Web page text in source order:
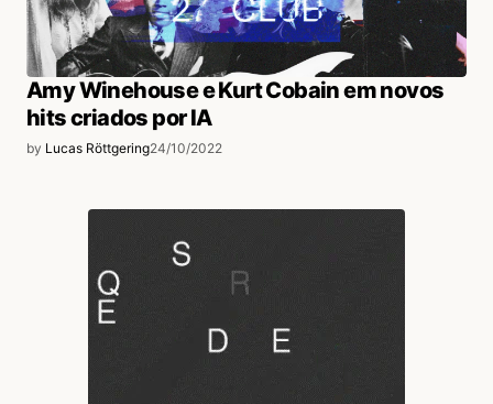
Amy Winehouse e Kurt Cobain em novos
hits criados por IA
by Lucas Röttgering24/10/2022